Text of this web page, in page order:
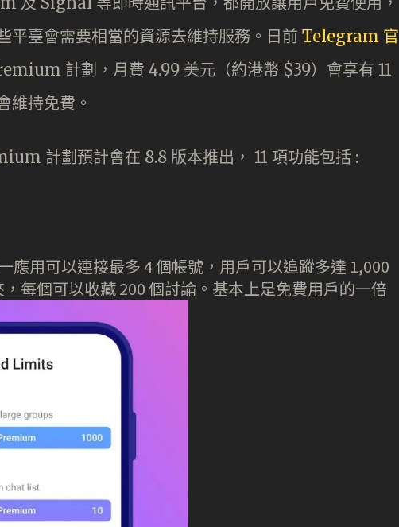
平臺會需要相當的資源去維持服務。日前 Telegram 官
計劃，月費 4.99 美元（約港幣 $39）會享有 11
維持免費。
計劃預計會在 8.8 版本推出， 11 項功能包括 :
應用可以連接最多 4 個帳號，用戶可以追蹤多達 1,000
每個可以收藏 200 個討論。基本上是免費用戶的一倍